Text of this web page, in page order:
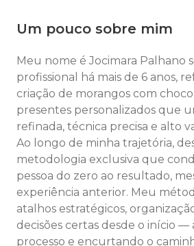
Um pouco sobre mim
Meu nome é Jocimara Palhano
profissional há mais de 6 anos,
criação de morangos com
presentes personalizados que
refinada, técnica precisa e alto
Ao longo de minha trajetória,
metodologia exclusiva que
pessoa do zero ao resultado,
experiência anterior. Meu
atalhos estratégicos,
decisões certas desde o início —
processo e encurtando o